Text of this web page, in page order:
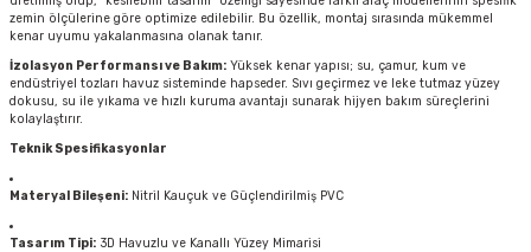
zemin ölçülerine göre optimize edilebilir. Bu özellik, montaj sırasında mükemmel
kenar uyumu yakalanmasına olanak tanır.
İzolasyon Performansı ve Bakım: Yüksek kenar yapısı; su, çamur, kum ve
endüstriyel tozları havuz sisteminde hapseder. Sıvı geçirmez ve leke tutmaz yüzey
dokusu, su ile yıkama ve hızlı kuruma avantajı sunarak hijyen bakım süreçlerini
kolaylaştırır.
Teknik Spesifikasyonlar
Materyal Bileşeni: Nitril Kauçuk ve Güçlendirilmiş PVC
Tasarım Tipi: 3D Havuzlu ve Kanallı Yüzey Mimarisi